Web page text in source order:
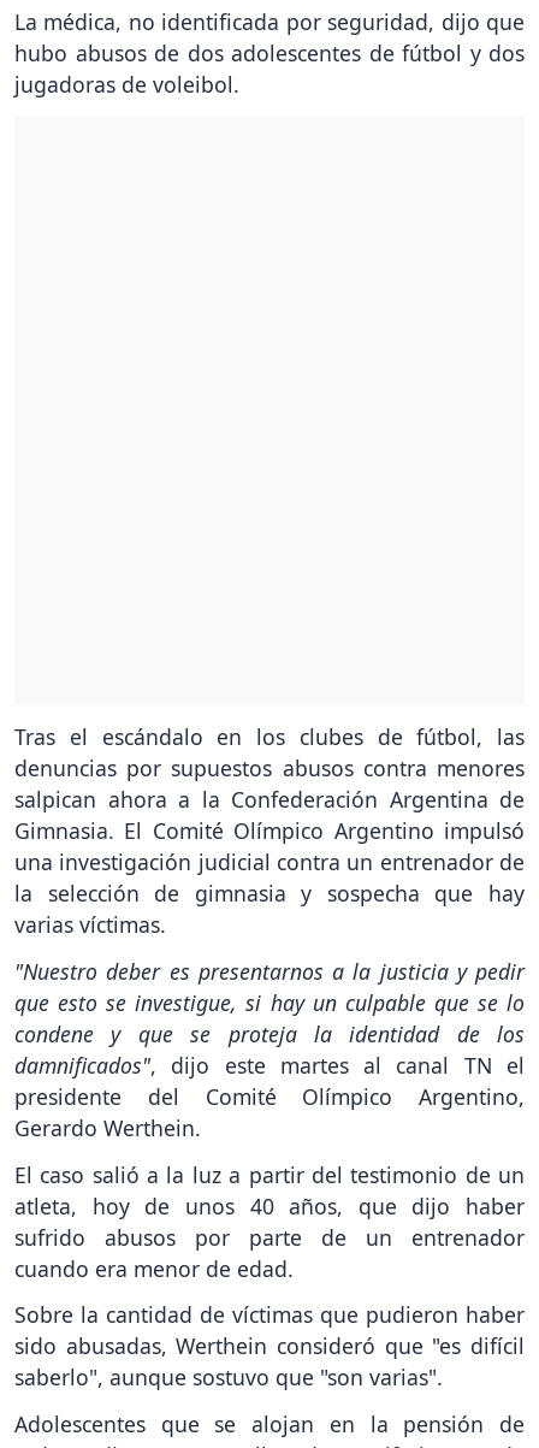
La médica, no identificada por seguridad, dijo que
hubo abusos de dos adolescentes de fútbol y dos
jugadoras de voleibol.
Tras el escándalo en los clubes de fútbol, las
denuncias por supuestos abusos contra menores
salpican ahora a la Confederación Argentina de
Gimnasia. El Comité Olímpico Argentino impulsó
una investigación judicial contra un entrenador de
la selección de gimnasia y sospecha que hay
varias víctimas.
"Nuestro deber es presentarnos a la justicia y pedir
que esto se investigue, si hay un culpable que se lo
condene y que se proteja la identidad de los
damnificados", dijo este martes al canal TN el
presidente del Comité Olímpico Argentino,
Gerardo Werthein.
El caso salió a la luz a partir del testimonio de un
atleta, hoy de unos 40 años, que dijo haber
sufrido abusos por parte de un entrenador
cuando era menor de edad.
Sobre la cantidad de víctimas que pudieron haber
sido abusadas, Werthein consideró que "es difícil
saberlo", aunque sostuvo que "son varias".
Adolescentes que se alojan en la pensión de